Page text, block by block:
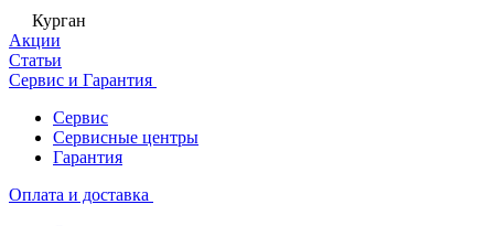
Курган
Акции
Статьи
Сервис и Гарантия
Сервис
Сервисные центры
Гарантия
Оплата и доставка